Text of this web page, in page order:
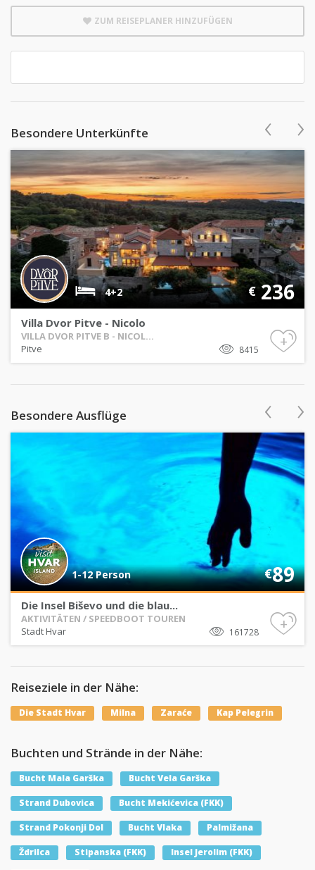
ZUM REISEPLANER HINZUFÜGEN
Besondere Unterkünfte
4+2 €236
Villa Dvor Pitve - Nicolo
VILLA DVOR PITVE B - NICOL...
8415
Pitve +
‹ ›
Besondere Ausflüge
1-12 Person €89
Die Insel Biševo und die blau...
AKTIVITÄTEN / SPEEDBOOT TOUREN
161728
Stadt Hvar +
‹ ›
Reiseziele in der Nähe:
Die Stadt Hvar Milna Zaraće Kap Pelegrin
Buchten und Strände in der Nähe:
Bucht Mala Garška Bucht Vela Garška
Strand Dubovica Bucht Mekićevica (FKK)
Strand Pokonji Dol Bucht Vlaka Palmižana
Ždrilca Stipanska (FKK) Insel Jerolim (FKK)